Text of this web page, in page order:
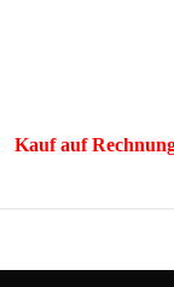
Kauf auf